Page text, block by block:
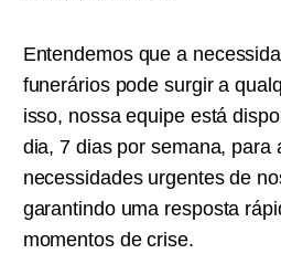
Entendemos que a
funerários pode surgir a
isso, nossa equipe está
dia, 7 dias por semana, para
necessidades urgentes de
garantindo uma resposta
momentos de crise.